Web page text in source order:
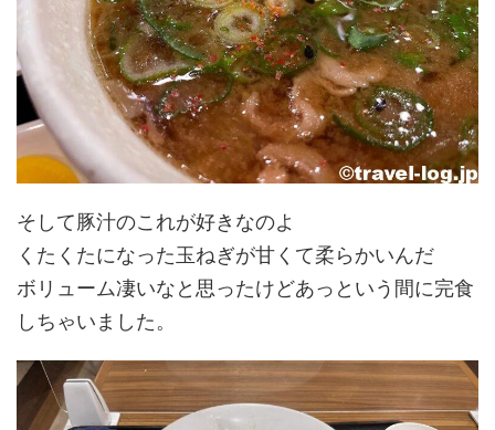
そして豚汁のこれが好きなのよ
くたくたになった玉ねぎが甘くて柔らかいんだ
ボリューム凄いなと思ったけどあっという間に完食
しちゃいました。